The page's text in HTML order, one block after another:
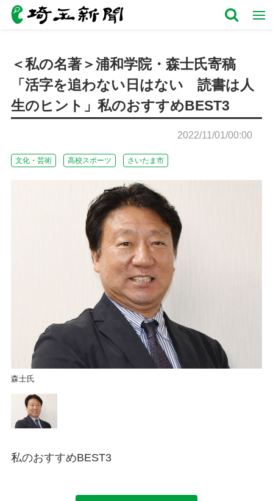
＜私の名著＞浦和学院・森士氏寄稿
「活字を追わない日はない 読書は人
生のヒント」私のおすすめBEST3
2022/11/01/00:00
文化・芸術 高校スポーツ さいたま市
森士氏
私のおすすめBEST3